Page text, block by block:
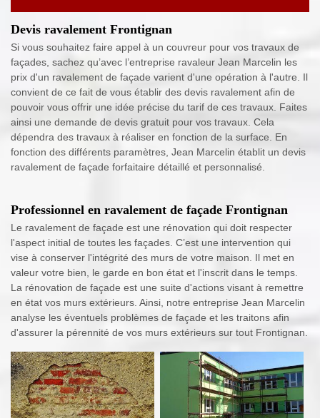
Devis ravalement Frontignan
Si vous souhaitez faire appel à un couvreur pour vos travaux de
façades, sachez qu’avec l’entreprise ravaleur Jean Marcelin les
prix d'un ravalement de façade varient d'une opération à l'autre. Il
convient de ce fait de vous établir des devis ravalement afin de
pouvoir vous offrir une idée précise du tarif de ces travaux. Faites
ainsi une demande de devis gratuit pour vos travaux. Cela
dépendra des travaux à réaliser en fonction de la surface. En
fonction des différents paramètres, Jean Marcelin établit un devis
ravalement de façade forfaitaire détaillé et personnalisé.
Professionnel en ravalement de façade Frontignan
Le ravalement de façade est une rénovation qui doit respecter
l'aspect initial de toutes les façades. C’est une intervention qui
vise à conserver l'intégrité des murs de votre maison. Il met en
valeur votre bien, le garde en bon état et l'inscrit dans le temps.
La rénovation de façade est une suite d'actions visant à remettre
en état vos murs extérieurs. Ainsi, notre entreprise Jean Marcelin
analyse les éventuels problèmes de façade et les traitons afin
d'assurer la pérennité de vos murs extérieurs sur tout Frontignan.